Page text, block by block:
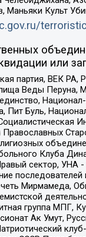
Маньяки Культ
или
партия, ВЕК
Веды Перуна,
Пит Буль,
Православных
Клуба
сектор, УНА -
Мирмамеда,
группа МПГ,
Ак Умут,